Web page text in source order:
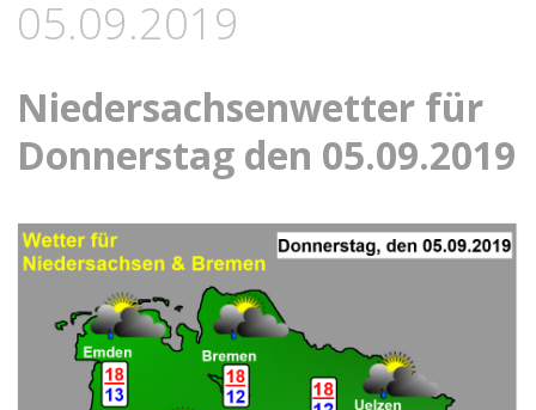
05.09.2019
Niedersachsenwetter für
Donnerstag den 05.09.2019